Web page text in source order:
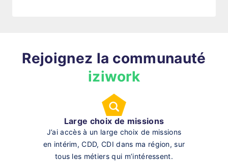
Rejoignez la communauté
iziwork
Large choix de missions
J’ai accès à un large choix de missions
en intérim, CDD, CDI dans ma région, sur
tous les métiers qui m’intéressent.